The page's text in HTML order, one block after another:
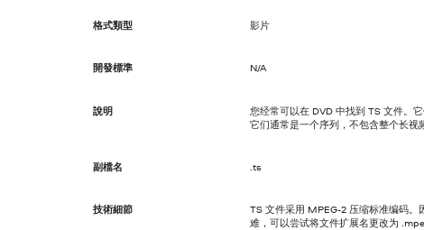
格式類型 影片
開發標準 N/A
說明
您经常可以在 DVD 中找到 TS 文件。
它们通常是一个序列，不包含整个长视
副檔名 .ts
技術細節
TS 文件采用 MPEG-2 压缩标准编码。
难，可以尝试将文件扩展名更改为